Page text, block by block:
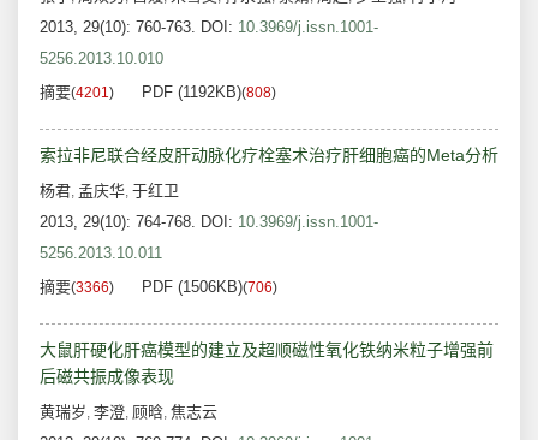
2013, 29(10): 760-763. DOI: 10.3969/j.issn.1001-
5256.2013.10.010
摘要(4201) PDF (1192KB)(808)
索拉非尼联合经皮肝动脉化疗栓塞术治疗肝细胞癌的Meta分析
杨君, 孟庆华, 于红卫
2013, 29(10): 764-768. DOI: 10.3969/j.issn.1001-
5256.2013.10.011
摘要(3366) PDF (1506KB)(706)
大鼠肝硬化肝癌模型的建立及超顺磁性氧化铁纳米粒子增强前
后磁共振成像表现
黄瑞岁, 李澄, 顾晗, 焦志云